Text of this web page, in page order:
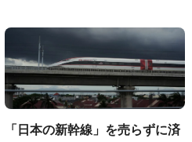
「日本の新幹線」を売らずに済